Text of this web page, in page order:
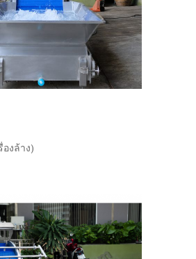
งล้าง)